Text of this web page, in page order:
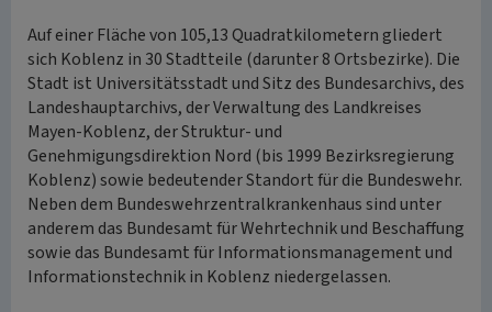
Auf einer Fläche von 105,13 Quadratkilometern gliedert
sich Koblenz in 30 Stadtteile (darunter 8 Ortsbezirke). Die
Stadt ist Universitätsstadt und Sitz des Bundesarchivs, des
Landeshauptarchivs, der Verwaltung des Landkreises
Mayen-Koblenz, der Struktur- und
Genehmigungsdirektion Nord (bis 1999 Bezirksregierung
Koblenz) sowie bedeutender Standort für die Bundeswehr.
Neben dem Bundeswehrzentralkrankenhaus sind unter
anderem das Bundesamt für Wehrtechnik und Beschaffung
sowie das Bundesamt für Informationsmanagement und
Informationstechnik in Koblenz niedergelassen.